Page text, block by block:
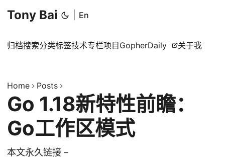
Tony Bai En
归档搜索分类标签技术专栏项目 GopherDaily 关于我
Home Posts
Go 1.18新特性前瞻：
Go工作区模式
本文永久链接 –